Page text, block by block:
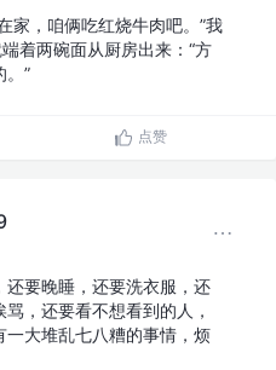
家，咱俩吃红烧牛肉吧。”我
着两碗面从厨房出来：“方
。”
点赞
要晚睡，还要洗衣服，还
，还要看不想看到的人，
大堆乱七八糟的事情，烦